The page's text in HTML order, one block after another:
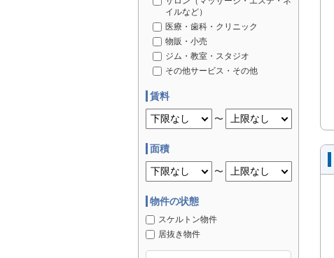
イルなど）
医療・歯科・クリニック
物販・小売
ジム・教室・スタジオ
その他サービス・その他
賃料
〜
面積
〜
物件の状態
スケルトン物件
居抜き物件